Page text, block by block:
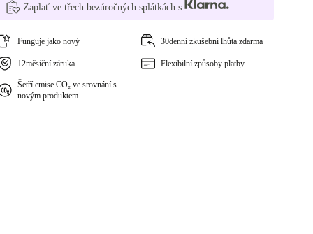
Zaplať ve třech bezúročných splátkách s
Funguje jako nový 30denní zkušební lhůta zdarma
12měsíční záruka Flexibilní způsoby platby
Šetří emise CO₂ ve srovnání s
novým produktem